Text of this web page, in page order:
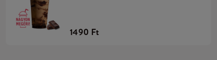
1490 Ft